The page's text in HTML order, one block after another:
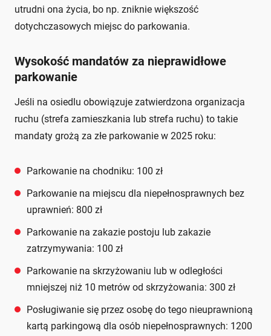
utrudni ona życia, bo np. zniknie większość
dotychczasowych miejsc do parkowania.
Wysokość mandatów za nieprawidłowe
parkowanie
Jeśli na osiedlu obowiązuje zatwierdzona organizacja
ruchu (strefa zamieszkania lub strefa ruchu) to takie
mandaty grożą za złe parkowanie w 2025 roku:
Parkowanie na chodniku: 100 zł
Parkowanie na miejscu dla niepełnosprawnych bez
uprawnień: 800 zł
Parkowanie na zakazie postoju lub zakazie
zatrzymywania: 100 zł
Parkowanie na skrzyżowaniu lub w odległości
mniejszej niż 10 metrów od skrzyżowania: 300 zł
Posługiwanie się przez osobę do tego nieuprawnioną
kartą parkingową dla osób niepełnosprawnych: 1200